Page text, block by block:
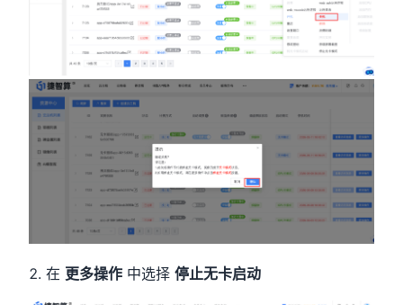
在 更多操作 中选择停止无卡启动